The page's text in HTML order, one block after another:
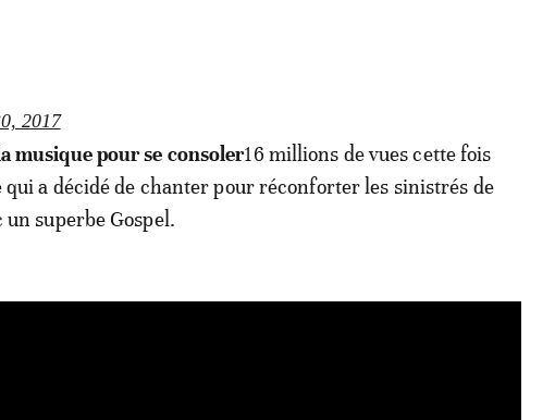
2017
musique pour se consoler16 millions de vues cette fois
a décidé de chanter pour réconforter les sinistrés de
un superbe Gospel.